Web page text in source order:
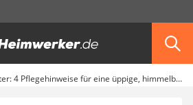
Kapaster: 4 Pflegehinweise für eine üppige, himmelblaue Blüte